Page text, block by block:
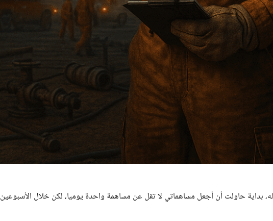
بداية حاولت أن أجعل مساهماتي لا تقل عن مساهمة واحدة يوميا، لكن خلال الأسبوعين